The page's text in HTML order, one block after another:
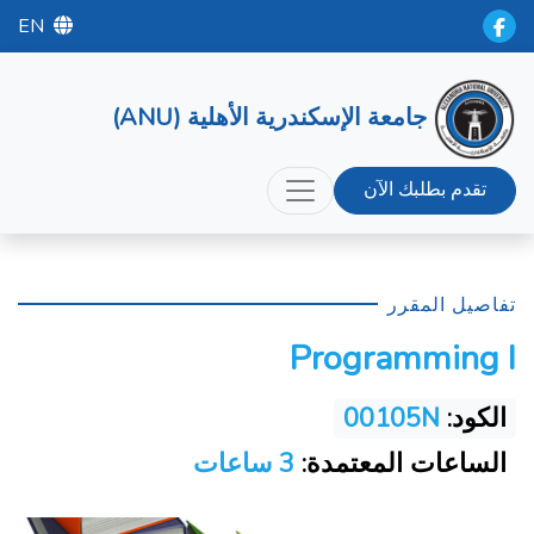
EN
جامعة الإسكندرية الأهلية (ANU)
تقدم بطلبك الآن
تفاصيل المقرر
Programming I
الكود: 00105N
الساعات المعتمدة: